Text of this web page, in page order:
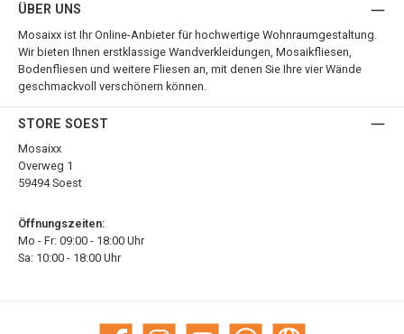
ÜBER UNS
Mosaixx ist Ihr Online-Anbieter für hochwertige Wohnraumgestaltung.
Wir bieten Ihnen erstklassige Wandverkleidungen, Mosaikfliesen,
Bodenfliesen und weitere Fliesen an, mit denen Sie Ihre vier Wände
geschmackvoll verschönern können.
STORE SOEST
Mosaixx
Overweg 1
59494 Soest
Öffnungszeiten:
Mo - Fr: 09:00 - 18:00 Uhr
Sa: 10:00 - 18:00 Uhr